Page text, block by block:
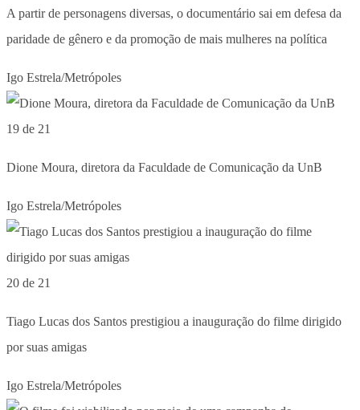
A partir de personagens diversas, o documentário sai em defesa da
paridade de gênero e da promoção de mais mulheres na política
Igo Estrela/Metrópoles
19 de 21
Dione Moura, diretora da Faculdade de Comunicação da UnB
Igo Estrela/Metrópoles
20 de 21
Tiago Lucas dos Santos prestigiou a inauguração do filme dirigido
por suas amigas
Igo Estrela/Metrópoles